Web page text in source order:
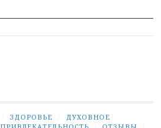
ЗДОРОВЬЕ
ДУХОВНОЕ